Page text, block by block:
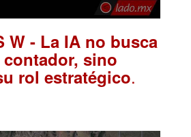
W - La IA no busca
sino
rol estratégico.